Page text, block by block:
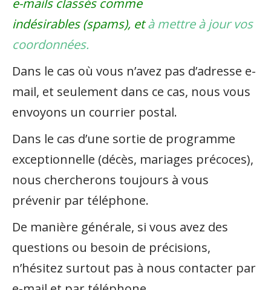
e-mails classés comme
indésirables (spams), età mettre à jour vos
coordonnées.
Dans le cas où vous n’avez pas d’adresse e-
mail, et seulement dans ce cas, nous vous
envoyons un courrier postal.
Dans le cas d’une sortie de programme
exceptionnelle (décès, mariages précoces),
nous chercherons toujours à vous
prévenir par téléphone.
De manière générale, si vous avez des
questions ou besoin de précisions,
n’hésitez surtout pas à nous contacter par